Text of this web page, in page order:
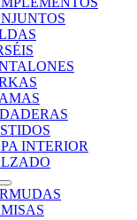
INTERIOR